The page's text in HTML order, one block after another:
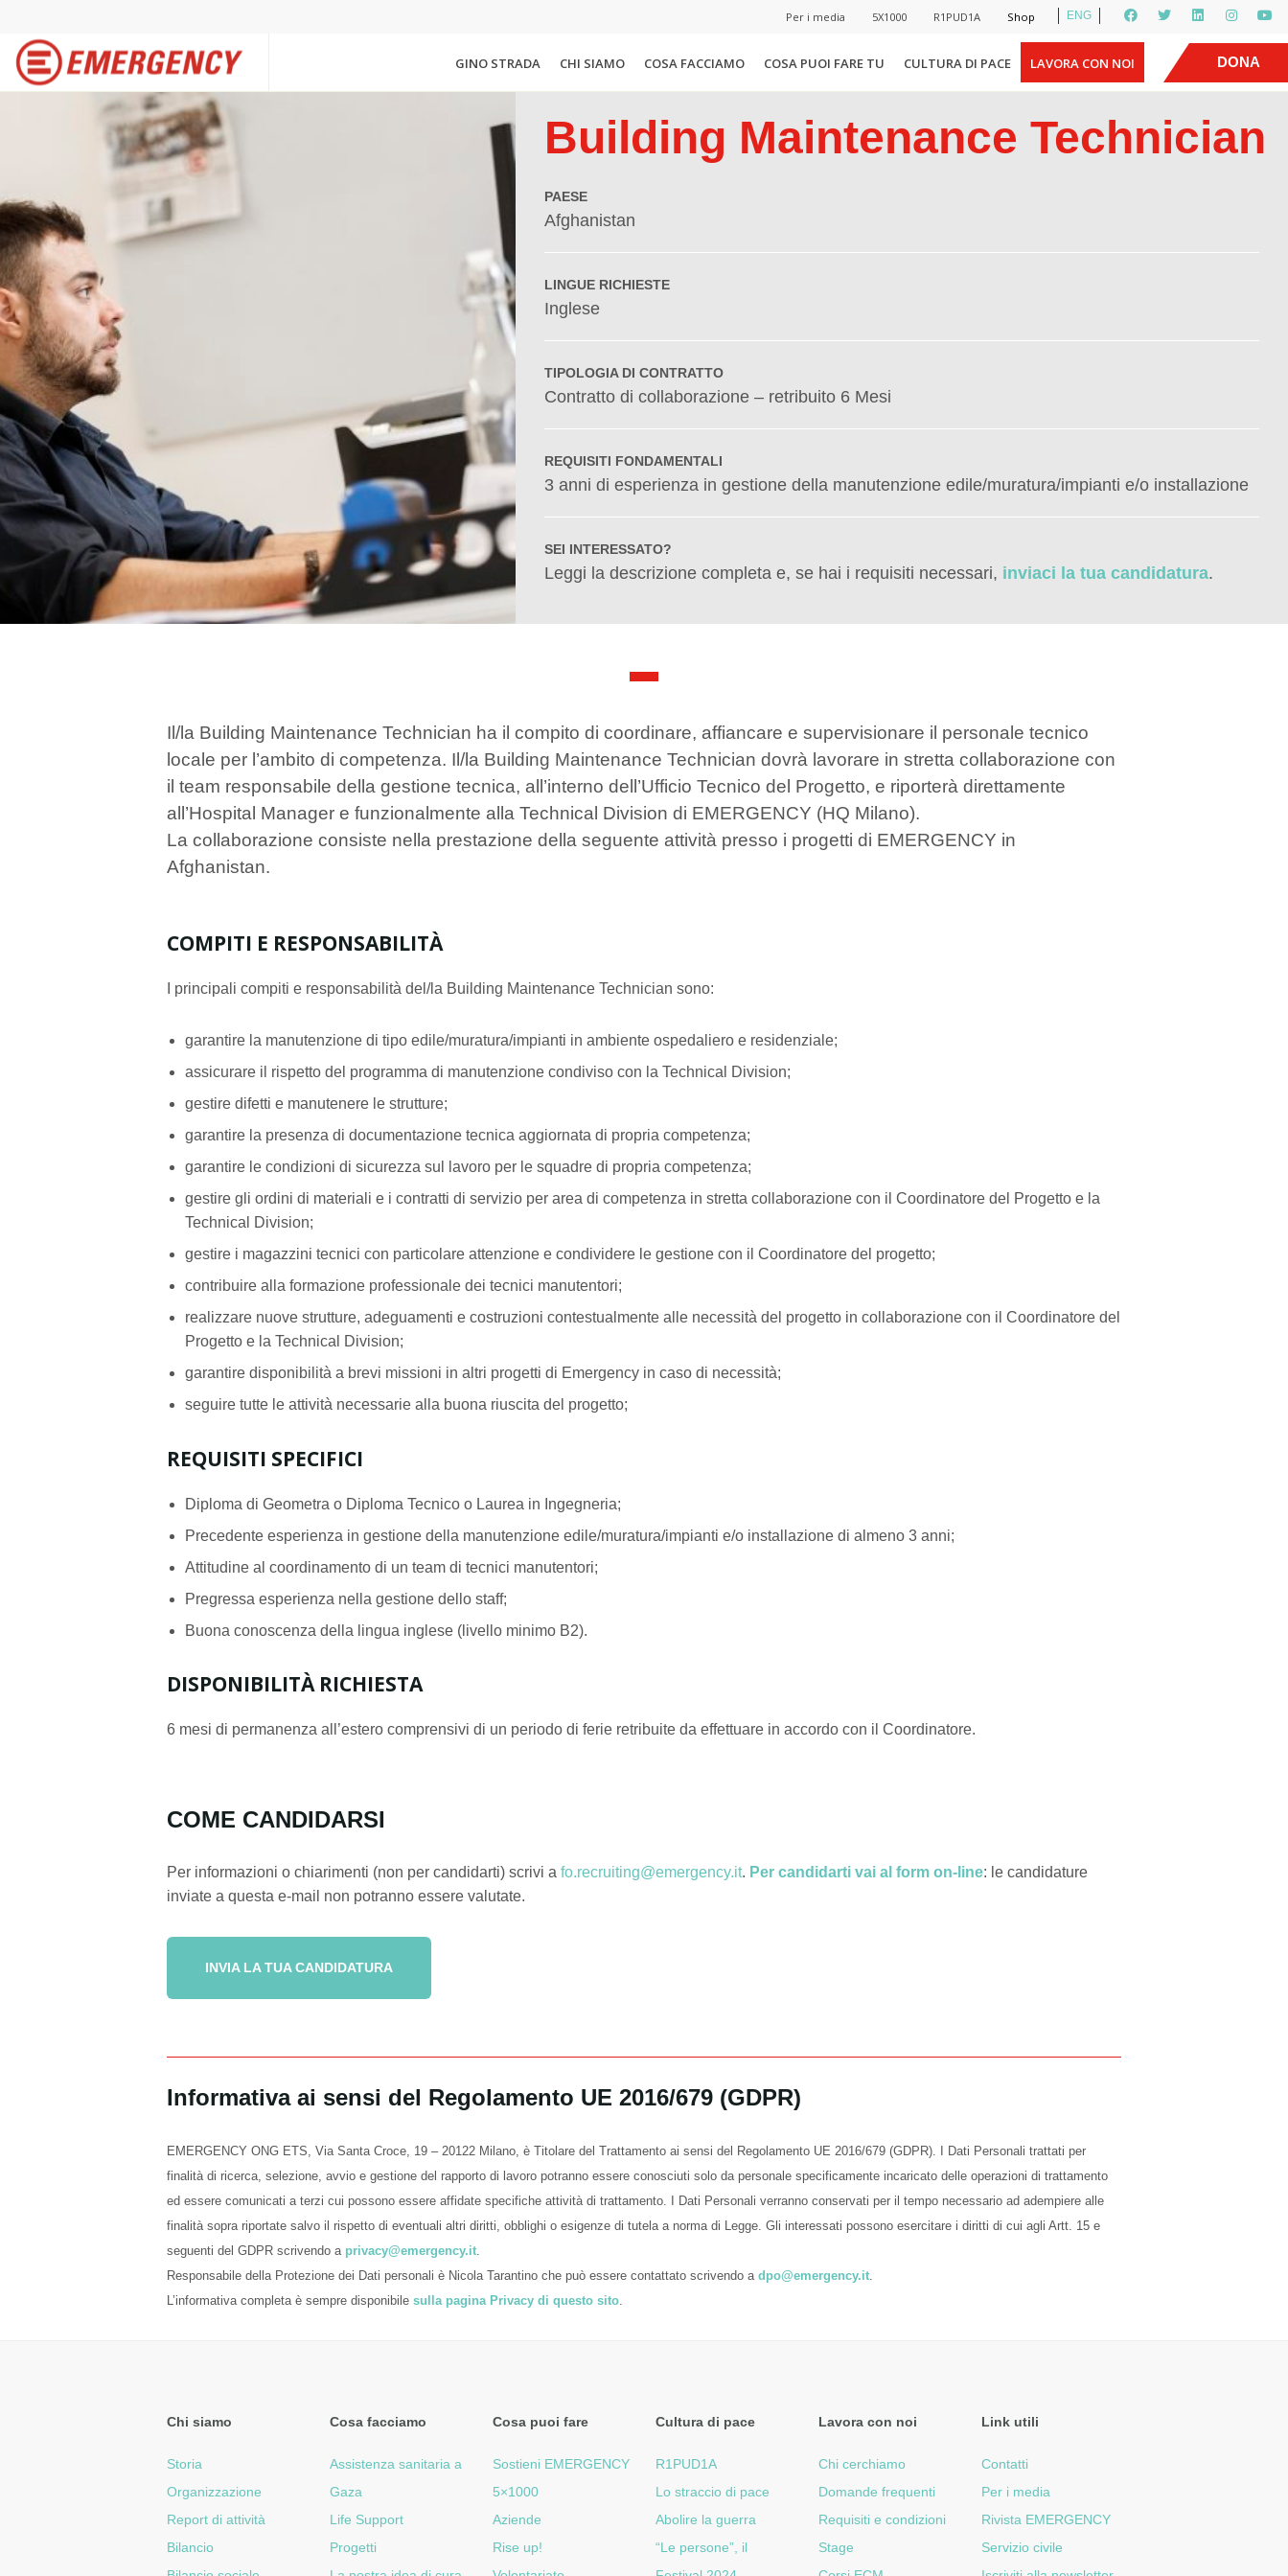
ENG
Per i media 5X1000 R1PUD1A Shop
DONA
GINO STRADA CHI SIAMO COSA FACCIAMO COSA PUOI FARE TU CULTURA DI PACE LAVORA CON NOI
Building Maintenance Technician
PAESE
Afghanistan
LINGUE RICHIESTE
Inglese
TIPOLOGIA DI CONTRATTO
Contratto di collaborazione – retribuito 6 Mesi
REQUISITI FONDAMENTALI
3 anni di esperienza in gestione della manutenzione edile/muratura/impianti e/o installazione
SEI INTERESSATO?
Leggi la descrizione completa e, se hai i requisiti necessari, inviaci la tua candidatura.
Il/la Building Maintenance Technician ha il compito di coordinare, affiancare e supervisionare il personale tecnico
locale per l’ambito di competenza. Il/la Building Maintenance Technician dovrà lavorare in stretta collaborazione con
il team responsabile della gestione tecnica, all’interno dell’Ufficio Tecnico del Progetto, e riporterà direttamente
all’Hospital Manager e funzionalmente alla Technical Division di EMERGENCY (HQ Milano).
La collaborazione consiste nella prestazione della seguente attività presso i progetti di EMERGENCY in
Afghanistan.
COMPITI E RESPONSABILITÀ
I principali compiti e responsabilità del/la Building Maintenance Technician sono:
garantire la manutenzione di tipo edile/muratura/impianti in ambiente ospedaliero e residenziale;
assicurare il rispetto del programma di manutenzione condiviso con la Technical Division;
gestire difetti e manutenere le strutture;
garantire la presenza di documentazione tecnica aggiornata di propria competenza;
garantire le condizioni di sicurezza sul lavoro per le squadre di propria competenza;
gestire gli ordini di materiali e i contratti di servizio per area di competenza in stretta collaborazione con il Coordinatore del Progetto e la
Technical Division;
gestire i magazzini tecnici con particolare attenzione e condividere le gestione con il Coordinatore del progetto;
contribuire alla formazione professionale dei tecnici manutentori;
realizzare nuove strutture, adeguamenti e costruzioni contestualmente alle necessità del progetto in collaborazione con il Coordinatore del
Progetto e la Technical Division;
garantire disponibilità a brevi missioni in altri progetti di Emergency in caso di necessità;
seguire tutte le attività necessarie alla buona riuscita del progetto;
REQUISITI SPECIFICI
Diploma di Geometra o Diploma Tecnico o Laurea in Ingegneria;
Precedente esperienza in gestione della manutenzione edile/muratura/impianti e/o installazione di almeno 3 anni;
Attitudine al coordinamento di un team di tecnici manutentori;
Pregressa esperienza nella gestione dello staff;
Buona conoscenza della lingua inglese (livello minimo B2).
DISPONIBILITÀ RICHIESTA
6 mesi di permanenza all’estero comprensivi di un periodo di ferie retribuite da effettuare in accordo con il Coordinatore.
COME CANDIDARSI
Per informazioni o chiarimenti (non per candidarti) scrivi a fo.recruiting@emergency.it. Per candidarti vai al form on-line: le candidature
inviate a questa e-mail non potranno essere valutate.
INVIA LA TUA CANDIDATURA
Informativa ai sensi del Regolamento UE 2016/679 (GDPR)
EMERGENCY ONG ETS, Via Santa Croce, 19 – 20122 Milano, è Titolare del Trattamento ai sensi del Regolamento UE 2016/679 (GDPR). I Dati Personali trattati per
finalità di ricerca, selezione, avvio e gestione del rapporto di lavoro potranno essere conosciuti solo da personale specificamente incaricato delle operazioni di trattamento
ed essere comunicati a terzi cui possono essere affidate specifiche attività di trattamento. I Dati Personali verranno conservati per il tempo necessario ad adempiere alle
finalità sopra riportate salvo il rispetto di eventuali altri diritti, obblighi o esigenze di tutela a norma di Legge. Gli interessati possono esercitare i diritti di cui agli Artt. 15 e
seguenti del GDPR scrivendo a privacy@emergency.it.
Responsabile della Protezione dei Dati personali è Nicola Tarantino che può essere contattato scrivendo a dpo@emergency.it.
L’informativa completa è sempre disponibile sulla pagina Privacy di questo sito.
Chi siamo
Storia
Organizzazione
Report di attività
Bilancio
Cosa facciamo
Assistenza sanitaria a
Gaza
Life Support
Progetti
Cosa puoi fare
Sostieni EMERGENCY
5×1000
Aziende
Rise up!
Cultura di pace
R1PUD1A
Lo straccio di pace
Abolire la guerra
“Le persone”, il
Lavora con noi
Chi cerchiamo
Domande frequenti
Requisiti e condizioni
Stage
Link utili
Contatti
Per i media
Rivista EMERGENCY
Servizio civile